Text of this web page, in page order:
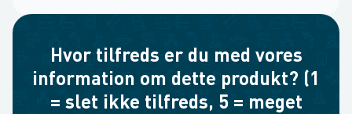
Hvor tilfreds er du med vores
information om dette produkt? (1
= slet ikke tilfreds, 5 = meget